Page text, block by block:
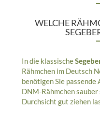
WELCHE
In die klassische
Rähmchen im Deutsch
benötigen Sie
DNM-Rähmchen
Durchsicht gut ziehen